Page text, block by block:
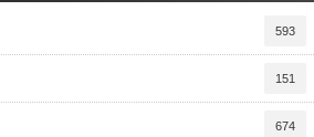
593
151
674